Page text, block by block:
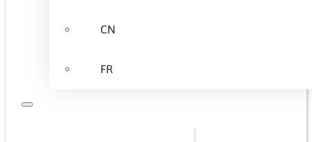
CN
FR